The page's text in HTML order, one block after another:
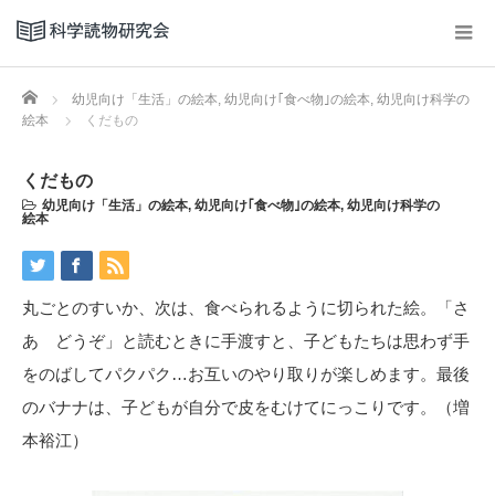
Home 幼児向け「生活」の絵本, 幼児向け｢食べ物｣の絵本, 幼児向け科学の
絵本
くだもの
くだもの
幼児向け「生活」の絵本, 幼児向け｢食べ物｣の絵本, 幼児向け科学の
絵本
丸ごとのすいか、次は、食べられるように切られた絵。「さ
あ どうぞ」と読むときに手渡すと、子どもたちは思わず手
をのばしてパクパク…お互いのやり取りが楽しめます。最後
のバナナは、子どもが自分で皮をむけてにっこりです。（増
本裕江）